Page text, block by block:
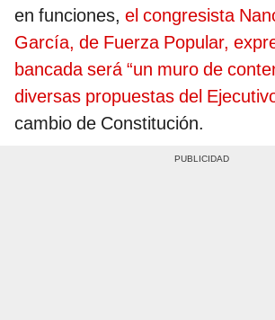
en funciones, el congresista
García, de Fuerza Popular,
bancada será “un muro de
diversas propuestas del
cambio de Constitución.